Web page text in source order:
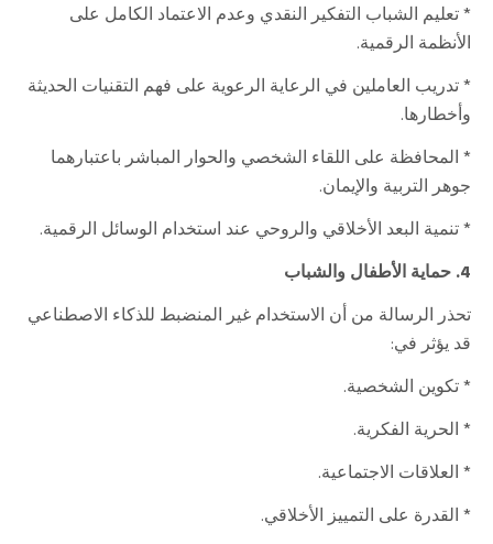
* تعليم الشباب التفكير النقدي وعدم الاعتماد الكامل على
الأنظمة الرقمية.
* تدريب العاملين في الرعاية الرعوية على فهم التقنيات الحديثة
وأخطارها.
* المحافظة على اللقاء الشخصي والحوار المباشر باعتبارهما
جوهر التربية والإيمان.
* تنمية البعد الأخلاقي والروحي عند استخدام الوسائل الرقمية.
4. حماية الأطفال والشباب
تحذر الرسالة من أن الاستخدام غير المنضبط للذكاء الاصطناعي
قد يؤثر في:
* تكوين الشخصية.
* الحرية الفكرية.
* العلاقات الاجتماعية.
* القدرة على التمييز الأخلاقي.